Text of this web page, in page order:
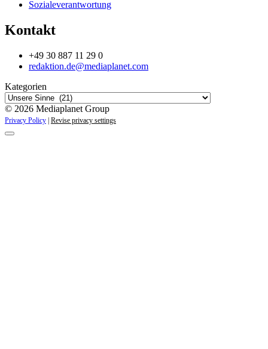
Sozialeverantwortung
Kontakt
+49 30 887 11 29 0
redaktion.de@mediaplanet.com
Kategorien
© 2026 Mediaplanet Group
Privacy Policy | Revise privacy settings